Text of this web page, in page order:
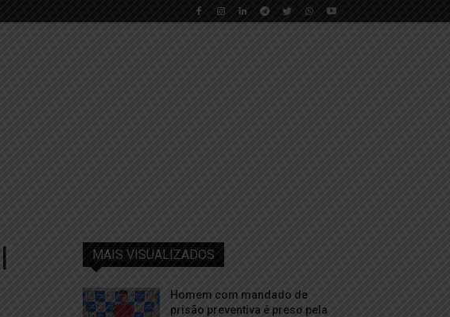
MAIS VISUALIZADOS
Homem com mandado de
prisão preventiva é preso pela